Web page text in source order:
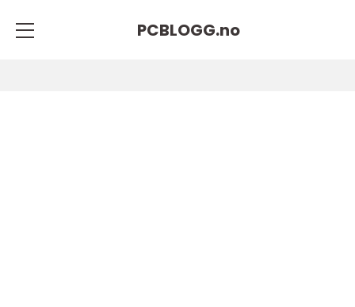
PCBLOGG.no